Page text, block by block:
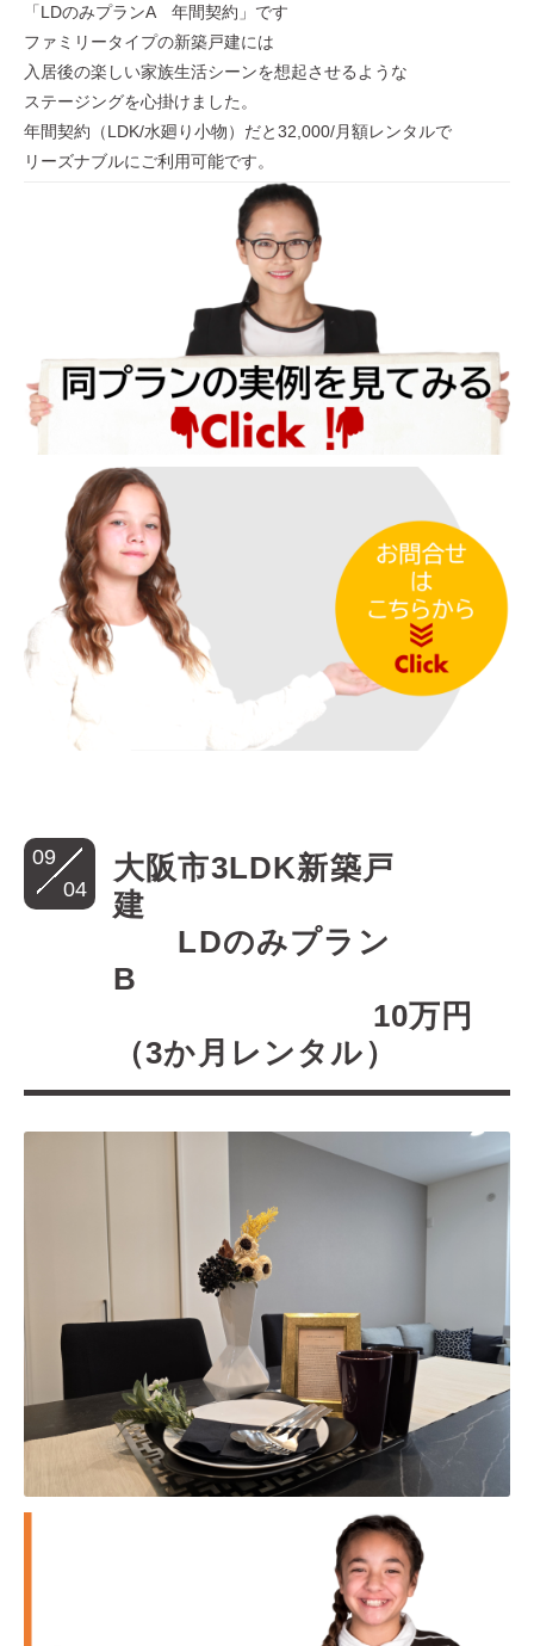
「LDのみプランA 年間契約」です
ファミリータイプの新築戸建には
入居後の楽しい家族生活シーンを想起させるような
ステージングを心掛けました。
年間契約（LDK/水廻り小物）だと32,000/月額レンタルで
リーズナブルにご利用可能です。
09
04
大阪市3LDK新築戸
建
LDのみプラン
B
10万円
（3か月レンタル）